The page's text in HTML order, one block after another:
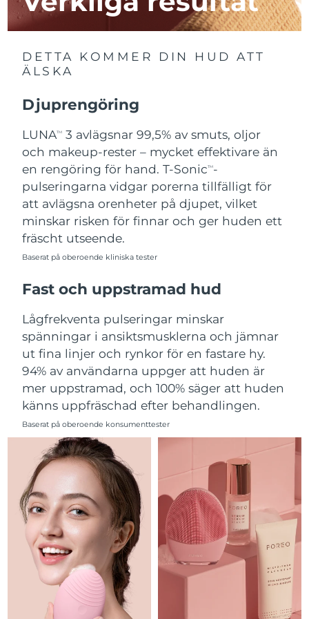
DETTA KOMMER DIN HUD ATT
ÄLSKA
Djuprengöring
LUNATM
3 avlägsnar 99,5% av smuts, oljor
och makeup-rester – mycket effektivare än
en rengöring för hand. T-SonicTM-
pulseringarna vidgar porerna tillfälligt för
att avlägsna orenheter på djupet, vilket
minskar risken för finnar och ger huden ett
fräscht utseende.
Baserat på oberoende kliniska tester
Fast och uppstramad hud
Lågfrekventa pulseringar minskar
spänningar i ansiktsmusklerna och jämnar
ut fina linjer och rynkor för en fastare hy.
94% av användarna uppger att huden är
mer uppstramad, och 100% säger att huden
känns uppfräschad efter behandlingen.
Baserat på oberoende konsumenttester
Macao SAR Förväntad leverans12/8/26
Malaysia Förväntad leverans 13/8/26
Malta
Mexiko Förväntad leverans
Nederländerna Förväntad leverans 10/8/26
Nya Zeeland Förväntad leverans10/8/26
Norge
Oman Förväntad leverans
Filippinerna Förväntad leverans
Polen Förväntad leverans11/8/26
Portugal Förväntad leverans10/8/26
Puerto Rico Förväntad leverans
Qatar Förväntad leverans11/8/26
Réunion Förväntad leverans
Rumänien Förväntad leverans 10/8/26
Ryssland Förväntad leverans 18/8/26
Saudiarabien 11/8/26
Singapore 12/8/26